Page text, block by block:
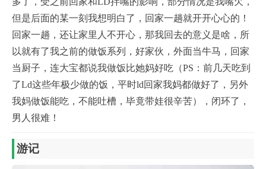
但是后面的某一刻我想明白了，回家一趟就开开心心的！
回家一趟，还让家里人不开心，那我回去的意义是啥，所
以就有了我之前的做饭系列，好家伙，外面当牛马，回家
当厨子，连大宝都说我做饭比她妈好吃（PS：前几天吃到
了Ld这些年极少做的饭，平时ld回家我妈都做好了，另外
我妈做饭能吃，不能吐槽，毕竟带娃很辛苦），闭环了，
男人很难！
游记